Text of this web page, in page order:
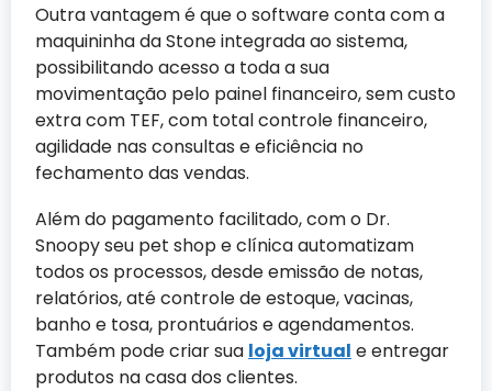
Outra vantagem é que o software conta com a
maquininha da Stone integrada ao sistema,
possibilitando acesso a toda a sua
movimentação pelo painel financeiro, sem custo
extra com TEF, com total controle financeiro,
agilidade nas consultas e eficiência no
fechamento das vendas.
Além do pagamento facilitado, com o Dr.
Snoopy seu pet shop e clínica automatizam
todos os processos, desde emissão de notas,
relatórios, até controle de estoque, vacinas,
banho e tosa, prontuários e agendamentos.
Também pode criar sua loja virtual e entregar
produtos na casa dos clientes.